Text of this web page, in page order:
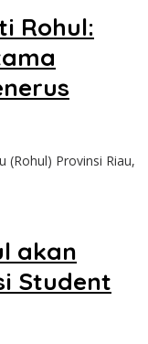
Rohul:
(Rohul) Provinsi Riau,
akan
Student